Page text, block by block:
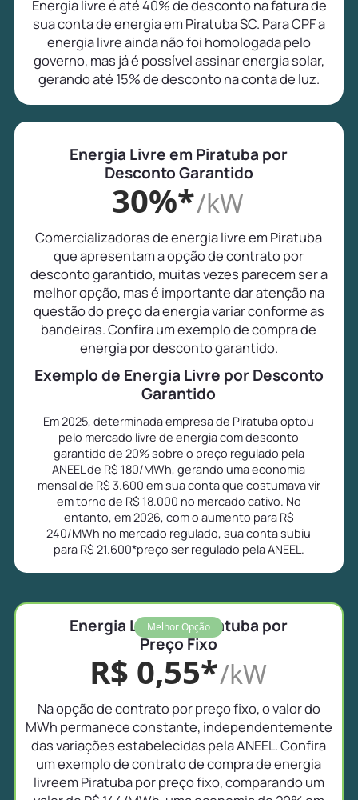
Energia livre é até 40% de desconto na fatura de
sua conta de energia em Piratuba SC. Para CPF a
energia livre ainda não foi homologada pelo
governo, mas já é possível assinar energia solar,
gerando até 15% de desconto na conta de luz.
Energia Livre em Piratuba por
Desconto Garantido
30%*/kW
Comercializadoras de energia livre em Piratuba
que apresentam a opção de contrato por
desconto garantido, muitas vezes parecem ser a
melhor opção, mas é importante dar atenção na
questão do preço da energia variar conforme as
bandeiras. Confira um exemplo de compra de
energia por desconto garantido.
Exemplo de Energia Livre por Desconto
Garantido
Em 2025, determinada empresa de Piratuba optou
pelo mercado livre de energia com desconto
garantido de 20% sobre o preço regulado pela
ANEEL de R$ 180/MWh, gerando uma economia
mensal de R$ 3.600 em sua conta que costumava vir
em torno de R$ 18.000 no mercado cativo. No
entanto, em 2026, com o aumento para R$
240/MWh no mercado regulado, sua conta subiu
para R$ 21.600*preço ser regulado pela ANEEL.
Melhor Opção
Energia Livre em Piratuba por
Preço Fixo
R$ 0,55*/kW
Na opção de contrato por preço fixo, o valor do
MWh permanece constante, independentemente
das variações estabelecidas pela ANEEL. Confira
um exemplo de contrato de compra de energia
livreem Piratuba por preço fixo, comparando um